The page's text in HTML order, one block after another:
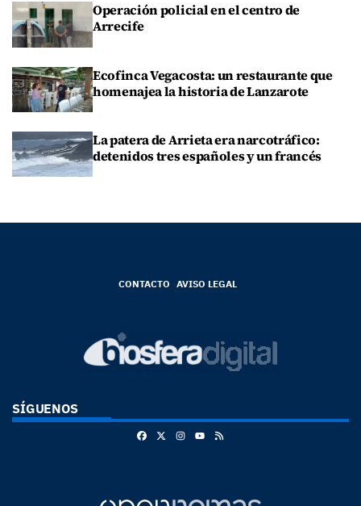
Operación policial en el centro de
Arrecife
Ecofinca Vegacosta: un restaurante que
homenajea la historia de Lanzarote
La patera de Arrieta era narcotráfico:
detenidos tres españoles y un francés
CONTACTO AVISO LEGAL
SÍGUENOS
FacebookInstagram